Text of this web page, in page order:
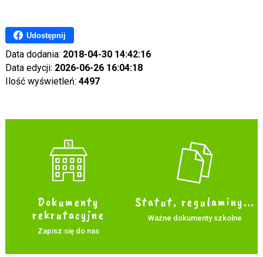
Udostępnij
Data dodania: 2018-04-30 14:42:16
Data edycji: 2026-06-26 16:04:18
Ilość wyświetleń: 4497
Dokumenty
rekrutacyjne
Zapisz się do nas
Statut, regulaminy...
Ważne dokumenty szkolne